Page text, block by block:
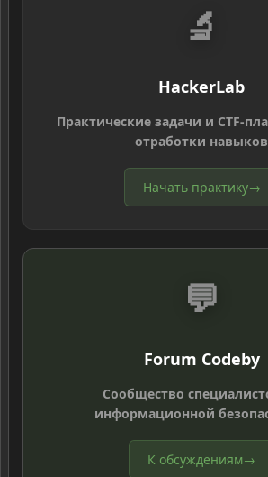
🔬
HackerLab
Практические задачи и CTF-
отработки навыков
Начать практику→
💬
Forum Codeby
Сообщество
информационной
К обсуждениям→